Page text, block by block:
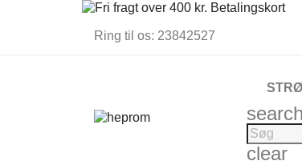
Ring til os: 23842527
search
clear